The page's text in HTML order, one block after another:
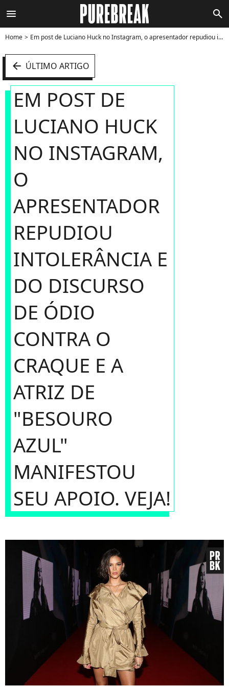
menu search
Home Em post de Luciano Huck no Instagram, o apresentador repudiou intolerância e do discurso de ódio contra o craque e a atriz de "Besouro Azul" manifestou seu apoio. Veja! - Foto
arrow_left ÚLTIMO ARTIGO
EM POST DE
LUCIANO HUCK
NO INSTAGRAM,
O
APRESENTADOR
REPUDIOU
INTOLERÂNCIA E
DO DISCURSO
DE ÓDIO
CONTRA O
CRAQUE E A
ATRIZ DE
"BESOURO
AZUL"
MANIFESTOU
SEU APOIO. VEJA!